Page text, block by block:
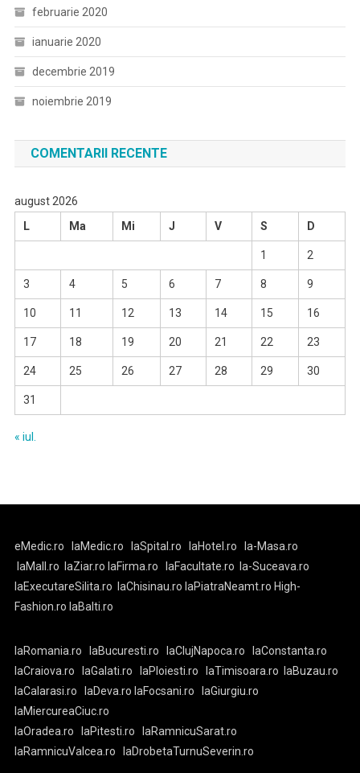
februarie 2020
ianuarie 2020
decembrie 2019
noiembrie 2019
COMENTARII RECENTE
august 2026
L
Ma Mi J V S D
1 2
3 4 5 6 7 8 9
10 11 12 13 14 15 16
17 18 19 20 21 22 23
24 25 26 27 28 29 30
31
« iul.
eMedic.ro laMedic.ro laSpital.ro laHotel.ro
la-Masa.ro
laMall.ro
laZiar.ro laFirma.ro laFacultate.ro
la-Suceava.ro
laExecutareSilita.ro
laChisinau.ro laPiatraNeamt.ro High-
Fashion.ro laBalti.ro
laRomania.ro laBucuresti.ro laClujNapoca.ro
laConstanta.ro
laCraiova.ro
laGalati.ro laPloiesti.ro laTimisoara.ro
laBuzau.ro
laCalarasi.ro
laDeva.ro laFocsani.ro
laGiurgiu.ro
laMiercureaCiuc.ro
laOradea.ro
laPitesti.ro
laRamnicuSarat.ro
laRamnicuValcea.ro
laDrobetaTurnuSeverin.ro